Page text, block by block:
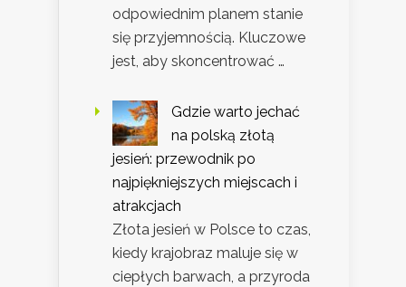
odpowiednim planem stanie
się przyjemnością. Kluczowe
jest, aby skoncentrować …
Gdzie warto jechać
na polską złotą
jesień: przewodnik po
najpiękniejszych miejscach i
atrakcjach
Złota jesień w Polsce to czas,
kiedy krajobraz maluje się w
ciepłych barwach, a przyroda